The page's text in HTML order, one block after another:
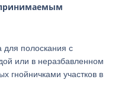
для полоскания с
или в неразбавленном
гнойничками участков в